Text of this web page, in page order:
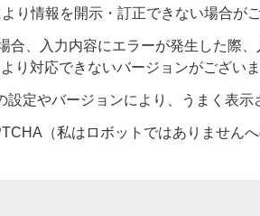
り情報を開示・訂正できない場合が
合、入力内容にエラーが発生した際
り対応できないバージョンがござい
定やバージョンにより、うまく表示
（私はロボットではありません